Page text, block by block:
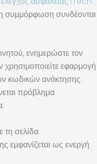
συμμόρφωση συνδέονται
ενημερώστε τον
εφαρμογή
κωδικών ανάκτησης.
πρόβλημα
τη σελίδα
εμφανίζεται ως ενεργή